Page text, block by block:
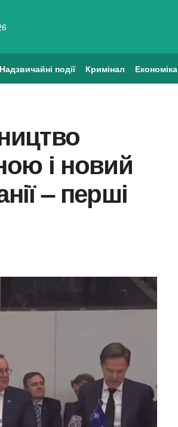
Надзвичайні події Кримінал Економіка
і новий
– перші